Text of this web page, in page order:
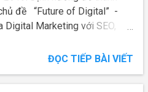
lực hơn những công ty khởi
thông thường. Tuy nhiên,
bộ và tranh luận qua lại gần
ứng vô số mong đợi của các
đề “Future of Digital” -
Digital Marketing với SEO,
với cộng đồng IT Leader
nhất trong Digital
ĐỌC TIẾP BÀI VIẾT